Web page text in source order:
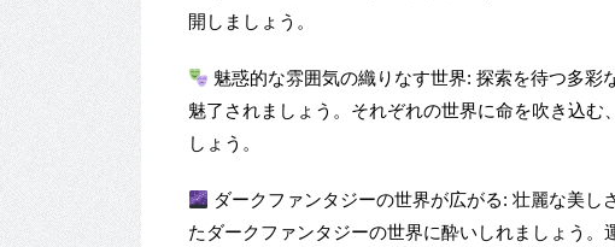
開しましょう。
魅惑的な雰囲気の織りなす世界: 探索を待つ多
魅了されましょう。それぞれの世界に命を吹き込
しょう。
ダークファンタジーの世界が広がる: 壮麗な美
たダークファンタジーの世界に酔いしれましょう